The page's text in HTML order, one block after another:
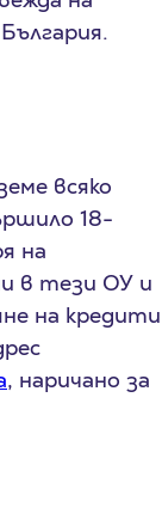
всяко
18-
на
в тези ОУ и
на кредити
, наричано за